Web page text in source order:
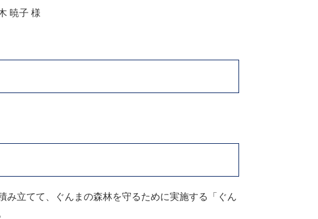
暁子 様
み立てて、ぐんまの森林を守るために実施する「ぐん